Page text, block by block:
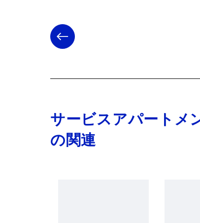
サービスアパートメ
の関連